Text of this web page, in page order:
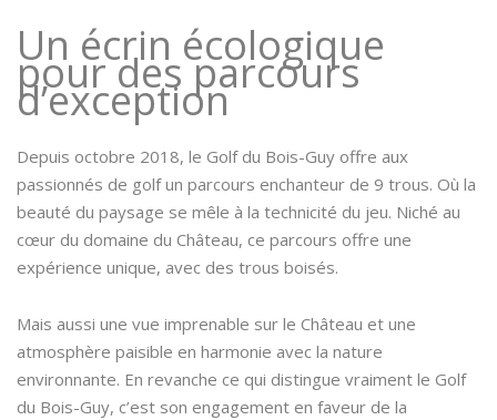
Un écrin écologique
pour des parcours
d’exception
Depuis octobre 2018, le Golf du Bois-Guy offre aux
passionnés de golf un parcours enchanteur de 9 trous. Où la
beauté du paysage se mêle à la technicité du jeu. Niché au
cœur du domaine du Château, ce parcours offre une
expérience unique, avec des trous boisés.
Mais aussi une vue imprenable sur le Château et une
atmosphère paisible en harmonie avec la nature
environnante. En revanche ce qui distingue vraiment le Golf
du Bois-Guy, c’est son engagement en faveur de la